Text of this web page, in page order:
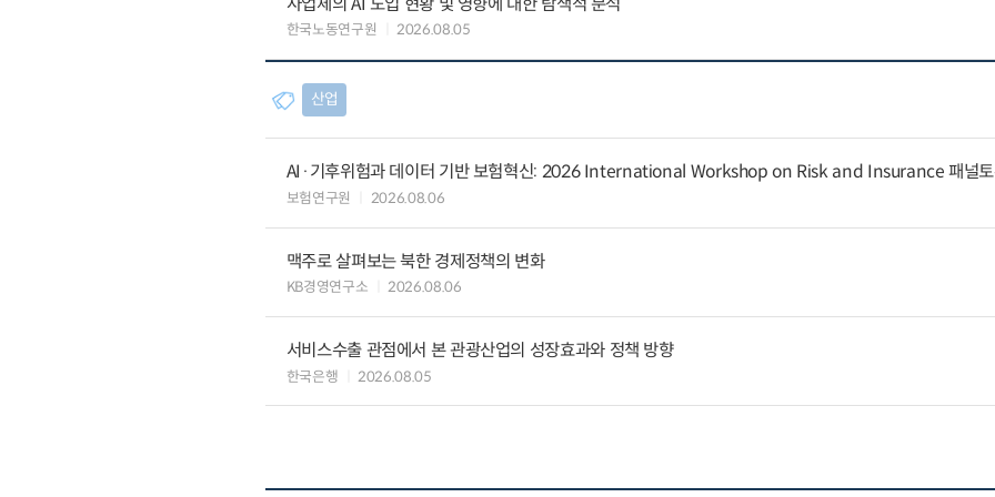
한국노동연구원 2026.08.05
산업
AI·기후위험과 데이터 기반 보험혁신: 2026 International Workshop on Risk and Insurance 패널토
보험연구원 2026.08.06
맥주로 살펴보는 북한 경제정책의 변화
KB경영연구소 2026.08.06
서비스수출 관점에서 본 관광산업의 성장효과와 정책 방향
한국은행 2026.08.05